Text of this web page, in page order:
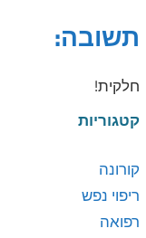
תשובה:
חלקית!
קטגוריות
קורונה
ריפוי נפש
רפואה